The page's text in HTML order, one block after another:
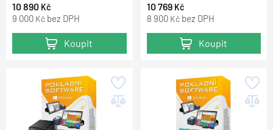
10 890 Kč
9 000 Kč bez DPH
Koupit
10 769 Kč
8 900 Kč bez DPH
Koupit